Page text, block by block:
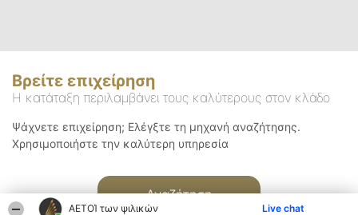
ΑΕΤΟΊ των ψιλικών Live chat
Βρείτε επιχείρηση
Η κατάταξη περιλαμβάνει τους καλύτερους στον κλάδο
Ψάχνετε επιχείρηση; Ελέγξτε τη μηχανή αναζήτησης.
Χρησιμοποιήστε την καλύτερη υπηρεσία
Αναζήτηση